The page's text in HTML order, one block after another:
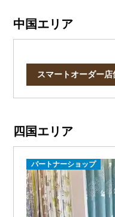
中国エリア
スマートオーダー店
四国エリア
パートナーショップ